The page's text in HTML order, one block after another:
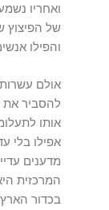
ואחריו
של הפיצוץ
והפילו
אולם
להסביר
אותו
אפילו בלי
מדענים
המרכזית
בכדור